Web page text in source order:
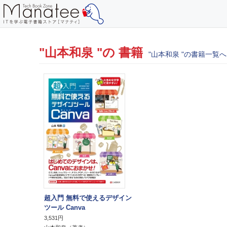
"山本和泉 "の 書籍 "山本和泉 "の書籍一覧へ
超入門 無料で使えるデザイン
ツール Canva
3,531円